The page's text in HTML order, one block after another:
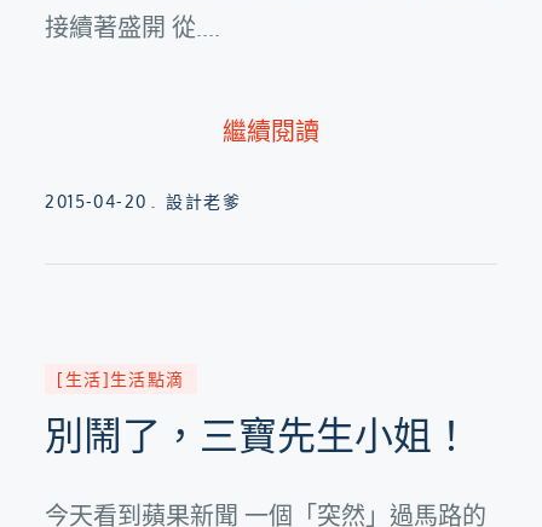
接續著盛開 從....
繼續閱讀
Posted
2015-04-20 設計老爹
[生活]生活點滴
別鬧了，三寶先生小姐！
今天看到蘋果新聞 一個「突然」過馬路的